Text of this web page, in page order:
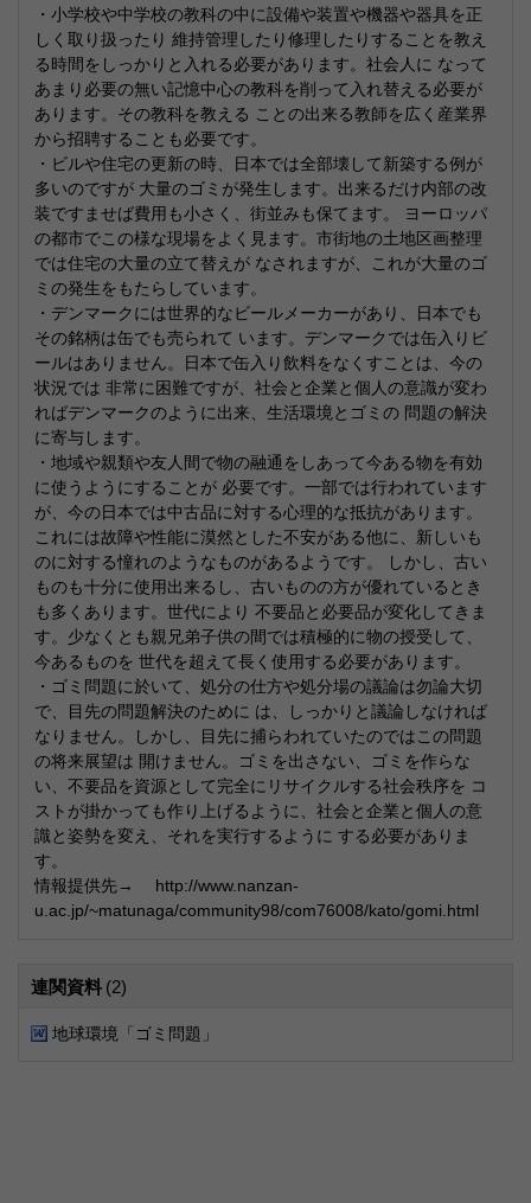
・小学校や中学校の教科の中に設備や装置や機器や器具を正
しく取り扱ったり 維持管理したり修理したりすることを教え
る時間をしっかりと入れる必要があります。社会人に なって
あまり必要の無い記憶中心の教科を削って入れ替える必要が
あります。その教科を教える ことの出来る教師を広く産業界
から招聘することも必要です。
・ビルや住宅の更新の時、日本では全部壊して新築する例が
多いのですが 大量のゴミが発生します。出来るだけ内部の改
装ですませば費用も小さく、街並みも保てます。 ヨーロッパ
の都市でこの様な現場をよく見ます。市街地の土地区画整理
では住宅の大量の立て替えが なされますが、これが大量のゴ
ミの発生をもたらしています。
・デンマークには世界的なビールメーカーがあり、日本でも
その銘柄は缶でも売られて います。デンマークでは缶入りビ
ールはありません。日本で缶入り飲料をなくすことは、今の
状況では 非常に困難ですが、社会と企業と個人の意識が変わ
ればデンマークのように出来、生活環境とゴミの 問題の解決
に寄与します。
・地域や親類や友人間で物の融通をしあって今ある物を有効
に使うようにすることが 必要です。一部では行われています
が、今の日本では中古品に対する心理的な抵抗があります。
これには故障や性能に漠然とした不安がある他に、新しいも
のに対する憧れのようなものがあるようです。 しかし、古い
ものも十分に使用出来るし、古いものの方が優れているとき
も多くあります。世代により 不要品と必要品が変化してきま
す。少なくとも親兄弟子供の間では積極的に物の授受して、
今あるものを 世代を超えて長く使用する必要があります。
・ゴミ問題に於いて、処分の仕方や処分場の議論は勿論大切
で、目先の問題解決のために は、しっかりと議論しなければ
なりません。しかし、目先に捕らわれていたのではこの問題
の将来展望は 開けません。ゴミを出さない、ゴミを作らな
い、不要品を資源として完全にリサイクルする社会秩序を コ
ストが掛かっても作り上げるように、社会と企業と個人の意
識と姿勢を変え、それを実行するように する必要がありま
す。
情報提供先→ http://www.nanzan-
u.ac.jp/~matunaga/community98/com76008/kato/gomi.html
連関資料 (2)
地球環境「ゴミ問題」